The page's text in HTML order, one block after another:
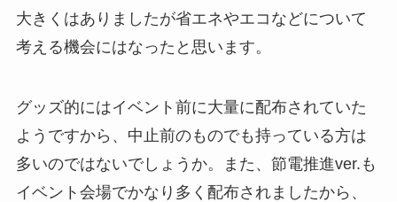
大きくはありましたが省エネやエコなどについて
考える機会にはなったと思います。
グッズ的にはイベント前に大量に配布されていた
ようですから、中止前のものでも持っている方は
多いのではないでしょうか。また、節電推進ver.も
イベント会場でかなり多く配布されましたから、